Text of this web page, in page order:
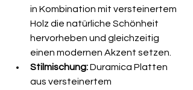
in Kombination mit versteinertem
Holz die natürliche Schönheit
hervorheben und gleichzeitig
einen modernen Akzent setzen.
Stilmischung: Duramica Platten
aus versteinertem